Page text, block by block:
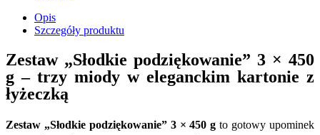
Opis
Szczegóły produktu
Zestaw „Słodkie podziękowanie” 3 × 450
g – trzy miody w eleganckim kartonie z
łyżeczką
Zestaw „Słodkie podziękowanie” 3 × 450 g to gotowy upominek